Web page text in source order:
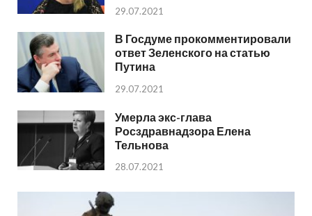
29.07.2021
В Госдуме прокомментировали
ответ Зеленского на статью
Путина
29.07.2021
Умерла экс-глава
Росздравнадзора Елена
Тельнова
28.07.2021